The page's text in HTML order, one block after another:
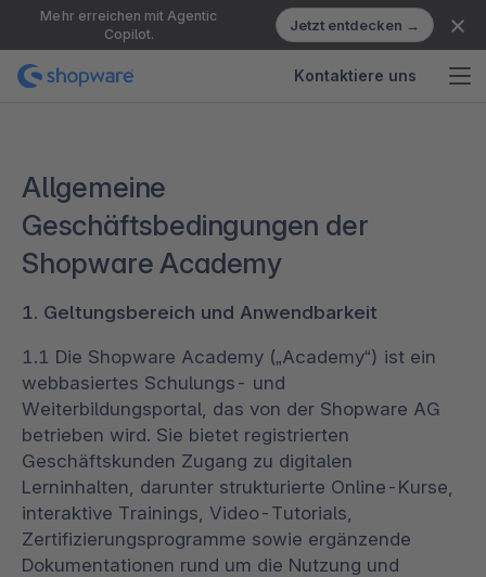
Mehr erreichen mit Agentic
Copilot.
Jetzt entdecken →
Kontaktiere uns
Allgemeine
Geschäftsbedingungen der
Shopware Academy
1. Geltungsbereich und Anwendbarkeit
1.1 Die Shopware Academy („Academy“) ist ein
webbasiertes Schulungs- und
Weiterbildungsportal, das von der Shopware AG
betrieben wird. Sie bietet registrierten
Geschäftskunden Zugang zu digitalen
Lerninhalten, darunter strukturierte Online-Kurse,
interaktive Trainings, Video-Tutorials,
Zertifizierungsprogramme sowie ergänzende
Dokumentationen rund um die Nutzung und